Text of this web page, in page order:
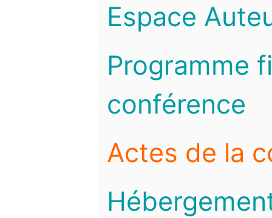
Espace
Programme
conférence
Actes de la